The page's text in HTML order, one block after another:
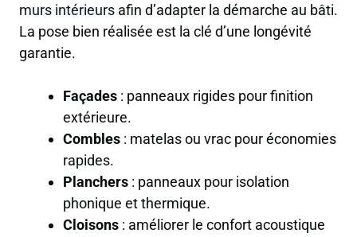
murs intérieurs afin d’adapter la démarche au bâti.
La pose bien réalisée est la clé d’une longévité
garantie.
Façades: panneaux rigides pour finition
extérieure.
Combles: matelas ou vrac pour économies
rapides.
Planchers: panneaux pour isolation
phonique et thermique.
Cloisons: améliorer le confort acoustique